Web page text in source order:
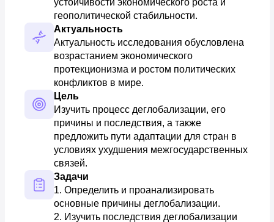
устойчивости экономического роста и
геополитической стабильности.
Актуальность
Актуальность исследования обусловлена
возрастанием экономического
протекционизма и ростом политических
конфликтов в мире.
Цель
Изучить процесс деглобализации, его
причины и последствия, а также
предложить пути адаптации для стран в
условиях ухудшения межгосударственных
связей.
Задачи
1. Определить и проанализировать
основные причины деглобализации.
2. Изучить последствия деглобализации